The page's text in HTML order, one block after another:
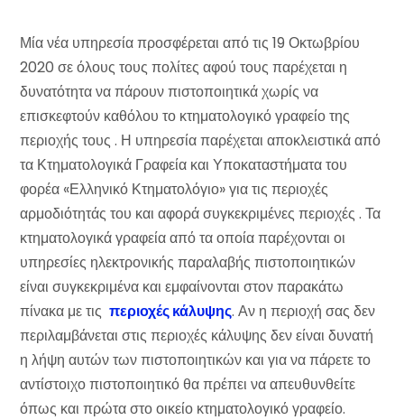
Μία νέα υπηρεσία προσφέρεται από τις 19 Οκτωβρίου
2020 σε όλους τους πολίτες αφού τους παρέχεται η
δυνατότητα να πάρουν πιστοποιητικά χωρίς να
επισκεφτούν καθόλου το κτηματολογικό γραφείο της
περιοχής τους . Η υπηρεσία παρέχεται αποκλειστικά από
τα Κτηματολογικά Γραφεία και Υποκαταστήματα του
φορέα «Ελληνικό Κτηματολόγιο» για τις περιοχές
αρμοδιότητάς του και αφορά συγκεκριμένες περιοχές . Τα
κτηματολογικά γραφεία από τα οποία παρέχονται οι
υπηρεσίες ηλεκτρονικής παραλαβής πιστοποιητικών
είναι συγκεκριμένα και εμφαίνονται στον παρακάτω
πίνακα με τις περιοχές κάλυψης. Αν η περιοχή σας δεν
περιλαμβάνεται στις περιοχές κάλυψης δεν είναι δυνατή
η λήψη αυτών των πιστοποιητικών και για να πάρετε το
αντίστοιχο πιστοποιητικό θα πρέπει να απευθυνθείτε
όπως και πρώτα στο οικείο κτηματολογικό γραφείο.